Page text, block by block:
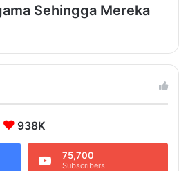
Sehingga Mereka
938K
75,700
Subscribers